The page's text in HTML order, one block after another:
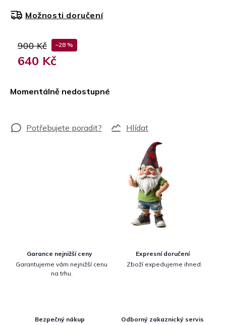
900 Kč –28 %
640 Kč
Momentálně nedostupné
Možnosti doručení
Hlídat
Garance nejnižší ceny
Garantujeme vám nejnižší cenu
na trhu.
Expresní doručení
Zboží expedujeme ihned.
Bezpečný nákup
Odborný zakaznický servis